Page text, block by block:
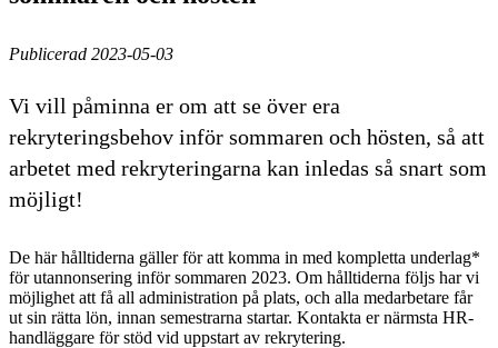
Publicerad 2023-05-03
Vi vill påminna er om att se över era
rekryteringsbehov inför sommaren och hösten, så att
arbetet med rekryteringarna kan inledas så snart som
möjligt!
De här hålltiderna gäller för att komma in med kompletta underlag*
för utannonsering inför sommaren 2023. Om hålltiderna följs har vi
möjlighet att få all administration på plats, och alla medarbetare får
ut sin rätta lön, innan semestrarna startar. Kontakta er närmsta HR-
handläggare för stöd vid uppstart av rekrytering.